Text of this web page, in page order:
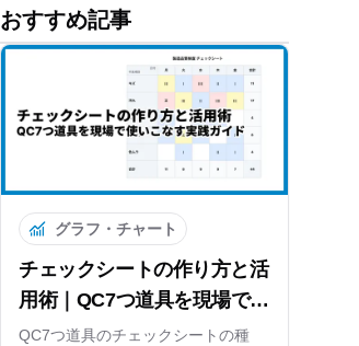
おすすめ記事
グラフ・チャート
チェックシートの作り方と活
用術｜QC7つ道具を現場で使
いこなす実践ガイド
QC7つ道具のチェックシートの種